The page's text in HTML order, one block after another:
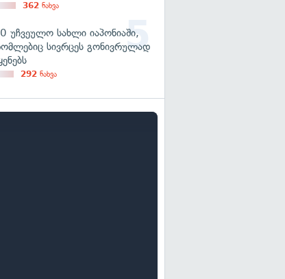
362 ნახვა
უჩვეულო სახლი იაპონიაში,
სივრცეს გონივრულად
292 ნახვა